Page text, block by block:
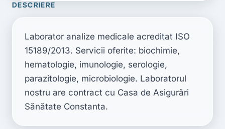
DESCRIERE
Laborator analize medicale acreditat ISO
15189/2013. Servicii oferite: biochimie,
hematologie, imunologie, serologie,
parazitologie, microbiologie. Laboratorul
nostru are contract cu Casa de Asigurări
Sănătate Constanta.